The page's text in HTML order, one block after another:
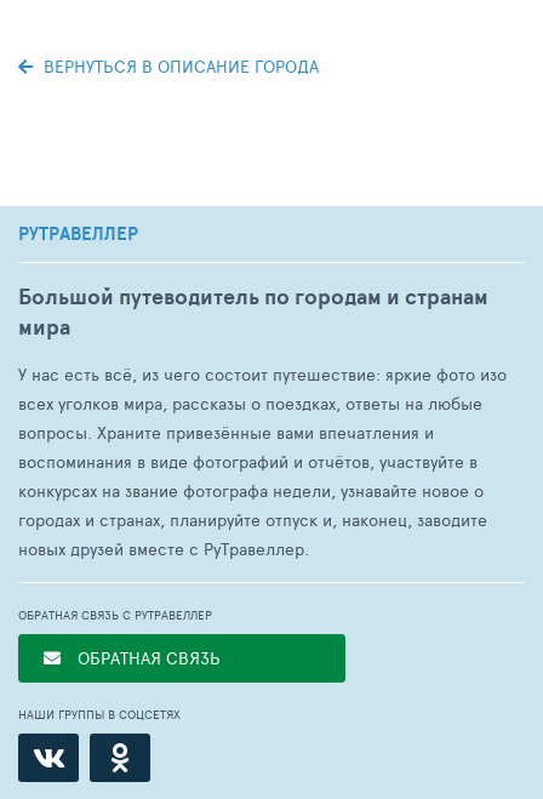
ВЕРНУТЬСЯ В ОПИСАНИЕ ГОРОДА
РУТРАВЕЛЛЕР
Большой путеводитель по городам и странам
мира
У нас есть всё, из чего состоит путешествие: яркие фото изо
всех уголков мира, рассказы о поездках, ответы на любые
вопросы. Храните привезённые вами впечатления и
воспоминания в виде фотографий и отчётов, участвуйте в
конкурсах на звание фотографа недели, узнавайте новое о
городах и странах, планируйте отпуск и, наконец, заводите
новых друзей вместе с РуТравеллер.
ОБРАТНАЯ СВЯЗЬ С РУТРАВЕЛЛЕР
ОБРАТНАЯ СВЯЗЬ
НАШИ ГРУППЫ В СОЦСЕТЯХ